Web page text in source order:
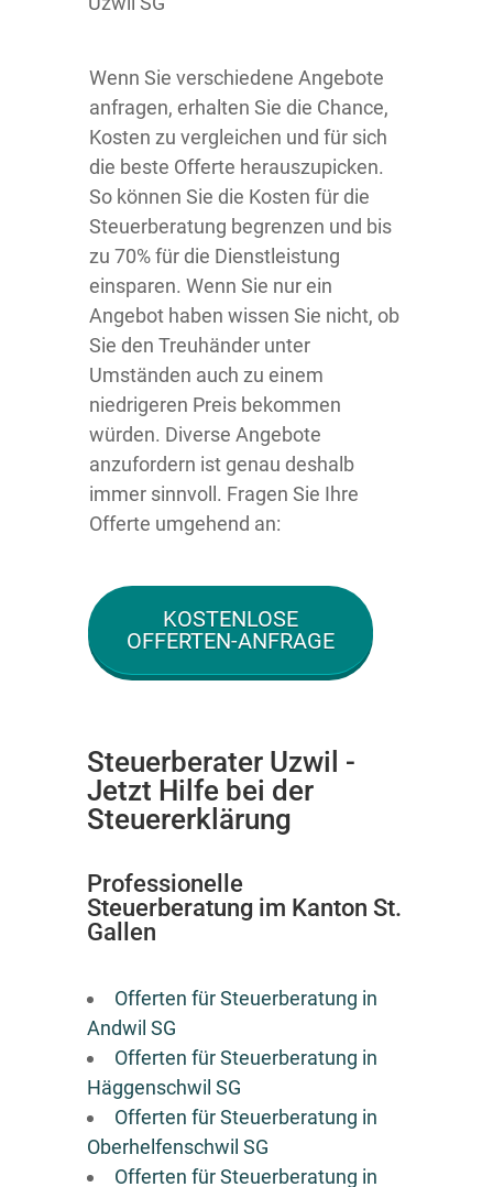
Wenn Sie verschiedene Angebote
anfragen, erhalten Sie die Chance,
Kosten zu vergleichen und für sich
die beste Offerte herauszupicken.
So können Sie die Kosten für die
Steuerberatung begrenzen und bis
zu 70% für die Dienstleistung
einsparen. Wenn Sie nur ein
Angebot haben wissen Sie nicht, ob
Sie den Treuhänder unter
Umständen auch zu einem
niedrigeren Preis bekommen
würden. Diverse Angebote
anzufordern ist genau deshalb
immer sinnvoll. Fragen Sie Ihre
Offerte umgehend an:
KOSTENLOSE
OFFERTEN-ANFRAGE
Steuerberater Uzwil -
Jetzt Hilfe bei der
Steuererklärung
Professionelle
Steuerberatung im Kanton St.
Gallen
Offerten für Steuerberatung in
Andwil SG
Offerten für Steuerberatung in
Häggenschwil SG
Offerten für Steuerberatung in
Oberhelfenschwil SG
Offerten für Steuerberatung in